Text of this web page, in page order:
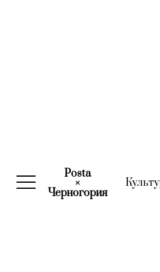
Posta
×
Черногория(current)